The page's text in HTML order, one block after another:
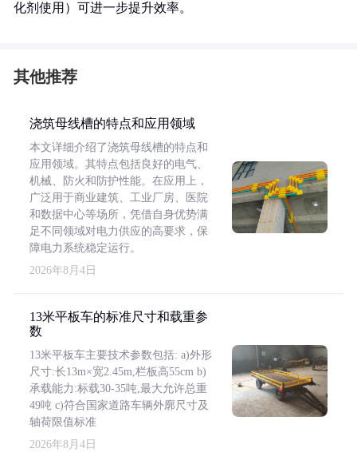
化剂使用）可进一步提升效率。
其他推荐
浇筑母线槽的特点和应用领域
本文详细介绍了浇筑母线槽的特点和
应用领域。其特点包括良好的电气、
机械、防火和防护性能。在应用上，
广泛用于商业建筑、工业厂房、医院
和数据中心等场所，凭借自身优势满
足不同领域对电力供应的高要求，保
障电力系统稳定运行。
2026年8月4日
13米平板车的标准尺寸和载重参
数
13米平板车主要技术参数包括: a)外形
尺寸:长13m×宽2.45m,栏板高55cm b)
承载能力:标载30-35吨,最大允许总重
49吨 c)符合国家道路车辆外廓尺寸及
轴荷限值标准
2026年8月4日